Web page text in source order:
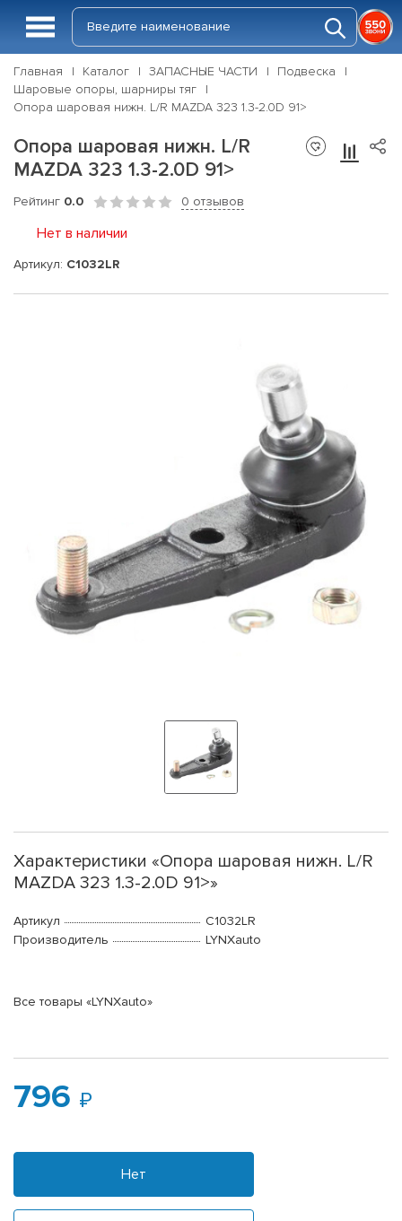
Главная Каталог ЗАПАСНЫЕ ЧАСТИ
Подвеска
Шаровые опоры, шарниры тяг
Опора шаровая нижн. L/R MAZDA 323 1.3-2.0D 91>
Опора шаровая нижн. L/R
MAZDA 323 1.3-2.0D 91>
Рейтинг 0.0 0 отзывов
Нет в наличии
Артикул: C1032LR
Характеристики «Опора шаровая нижн. L/R
MAZDA 323 1.3-2.0D 91>»
Артикул
C1032LR
Производитель
LYNXauto
Все товары «LYNXauto»
796
Нет